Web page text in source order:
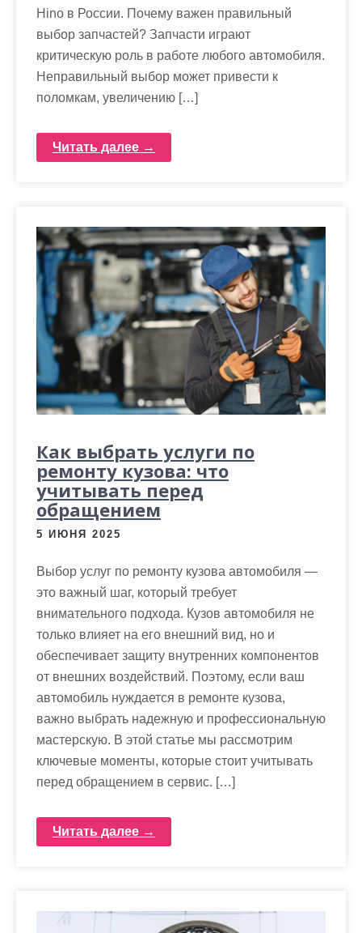
Hino в России. Почему важен правильный
выбор запчастей? Запчасти играют
критическую роль в работе любого автомобиля.
Неправильный выбор может привести к
поломкам, увеличению […]
Читать далее →
Как выбрать услуги по
ремонту кузова: что
учитывать перед
обращением
5 ИЮНЯ 2025
Выбор услуг по ремонту кузова автомобиля —
это важный шаг, который требует
внимательного подхода. Кузов автомобиля не
только влияет на его внешний вид, но и
обеспечивает защиту внутренних компонентов
от внешних воздействий. Поэтому, если ваш
автомобиль нуждается в ремонте кузова,
важно выбрать надежную и профессиональную
мастерскую. В этой статье мы рассмотрим
ключевые моменты, которые стоит учитывать
перед обращением в сервис. […]
Читать далее →